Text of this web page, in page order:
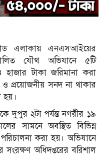
এলাকায় এনএসআইয়ের
যৌথ অভিযানে ৫টি
হাজার টাকা জরিমানা করা
ও প্রয়োজনীয় সনদ না থাকার
হয়।
দুপুর ২টা পর্যন্ত নগরীর ১৯
সামনে অবস্থিত বিভিন্ন
করা হয়। অভিযানে
অধিদপ্তরের বরিশাল